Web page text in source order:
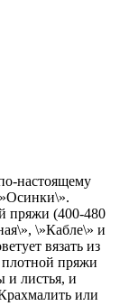
настоящему
пряжи (400-480
\»Кабле\» и
вязать из
плотной пряжи
и листья, и
или